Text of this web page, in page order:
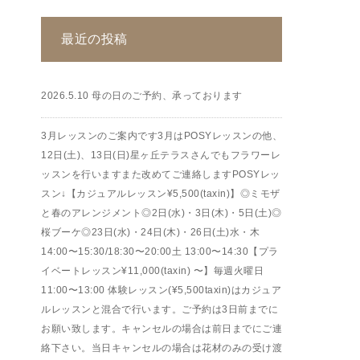
最近の投稿
2026.5.10 母の日のご予約、承っております
3月レッスンのご案内です3月はPOSYレッスンの他、
12日(土)、13日(日)星ヶ丘テラスさんでもフラワーレ
ッスンを行いますまた改めてご連絡しますPOSYレッ
スン↓【カジュアルレッスン¥5,500(taxin)】◎ミモザ
と春のアレンジメント◎2日(水)・3日(木)・5日(土)◎
桜ブーケ◎23日(水)・24日(木)・26日(土)水・木
14:00〜15:30/18:30〜20:00土 13:00〜14:30【プラ
イベートレッスン¥11,000(taxin) 〜】毎週火曜日
11:00〜13:00 体験レッスン(¥5,500taxin)はカジュア
ルレッスンと混合で行います。ご予約は3日前までに
お願い致します。キャンセルの場合は前日までにご連
絡下さい。当日キャンセルの場合は花材のみの受け渡